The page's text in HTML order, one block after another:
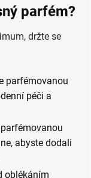
parfém?
držte se
parfémovanou
péči a
abyste dodali
oblékáním